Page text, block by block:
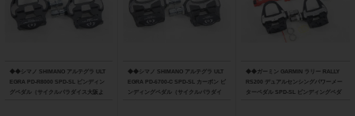
◆◆シマノ SHIMANO アルテグラ ULT
EGRA PD-R8000 SPD-SL ビンディン
グペダル（サイクルパラダイス大阪よ
◆◆シマノ SHIMANO アルテグラ ULT
EGRA PD-6700-C SPD-SL カーボン ビ
ンディングペダル（サイクルパラダイ
◆◆ガーミン GARMIN ラリー RALLY
RS200 デュアルセンシングパワーメー
ターペダル SPD-SL ビンディングペダ